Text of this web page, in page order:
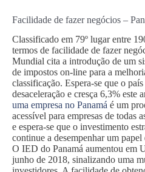
Facilidade de fazer negócios –
Classificado em 79º lugar entre
termos de facilidade de fazer
Mundial cita a introdução de um
de impostos on-line para a
classificação. Espera-se que o país
desaceleração e cresça 6,3% este
uma empresa no Panamá é um
acessível para empresas de todas
e espera-se que o investimento
continue a desempenhar um papel
O IED do Panamá aumentou em
junho de 2018, sinalizando uma